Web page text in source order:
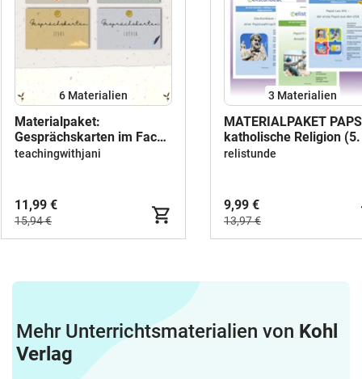
6 Materialien
Materialpaket:
Gesprächskarten im Fach
Religion - wachsendes
teachingwithjani
11,99 €
15,94 €
3 Materialien
MATERIALPAKET
katholische Religion
8. Schulstufe)
relistunde
9,99 €
13,97 €
Mehr Unterrichtsmaterialien von Kohl
Verlag